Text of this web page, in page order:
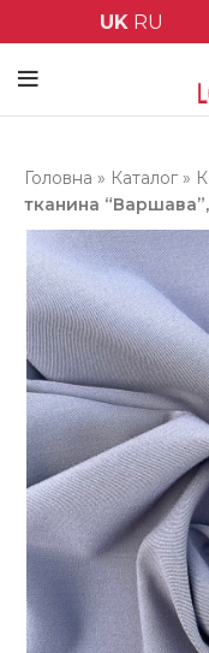
UK RU
Головна » Каталог »
тканина